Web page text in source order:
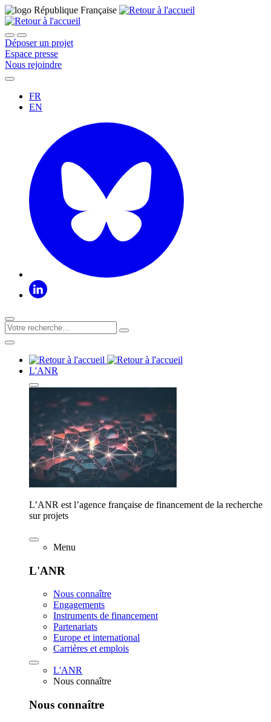
Déposer un projet
Espace presse
Nous rejoindre
FR
EN
L'ANR
L’ANR est l’agence française de financement de la recherche
sur projets
Menu
L'ANR
Nous connaître
Engagements
Instruments de financement
Partenariats
Europe et international
Carrières et emplois
L'ANR
Nous connaître
Nous connaître